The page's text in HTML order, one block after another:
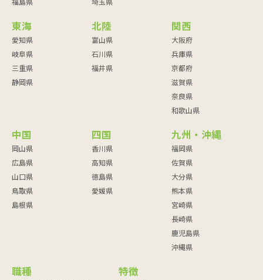
福島県
埼玉県
東海
愛知県
岐阜県
三重県
静岡県
北陸
富山県
石川県
福井県
関西
大阪府
兵庫県
京都府
滋賀県
奈良県
和歌山県
中国
岡山県
広島県
山口県
鳥取県
島根県
四国
香川県
高知県
徳島県
愛媛県
九州・沖縄
福岡県
佐賀県
大分県
熊本県
宮崎県
長崎県
鹿児島県
沖縄県
職種 特徴